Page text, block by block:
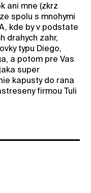
ani mne (zkrz
spolu s mnohymi
kde by v podstate
drahych zahr,
typu Diego,
a potom pre Vas
super
kapusty do rana
firmou Tuli